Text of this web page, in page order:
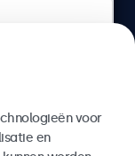
voor
en